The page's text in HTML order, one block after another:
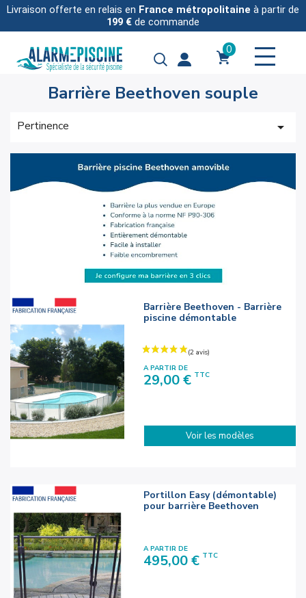
Livraison offerte en relais en France métropolitaine à partir de
199 € de commande
0
Barrière Beethoven souple
Pertinence 
A PARTIR DE
Prix
29,00 € TTC
Barrière Beethoven - Barrière
piscine démontable
Voir les modèles
A PARTIR DE
Prix
495,00 € TTC
Portillon Easy (démontable)
pour barrière Beethoven